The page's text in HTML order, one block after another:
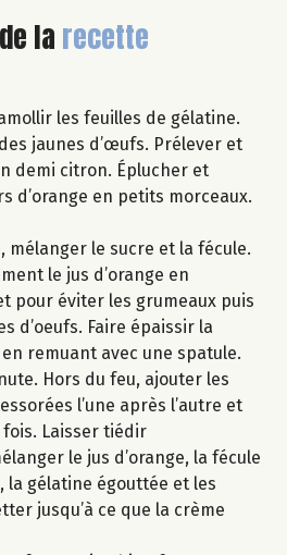
de la recette
les feuilles de gélatine.
jaunes d’œufs. Prélever et
demi citron. Éplucher et
d’orange en petits morceaux.
mélanger le sucre et la fécule.
le jus d’orange en
pour éviter les grumeaux puis
d’oeufs. Faire épaissir la
remuant avec une spatule.
Hors du feu, ajouter les
l’une après l’autre et
Laisser tiédir
le jus d’orange, la fécule
la gélatine égouttée et les
jusqu’à ce que la crème